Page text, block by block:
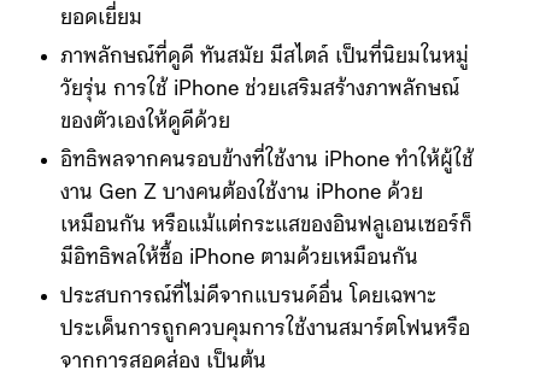
ยอดเยี่ยม
ภาพลักษณ์ที่ดูดี ทันสมัย มีสไตล์ เป็นที่นิยมในหมู่
วัยรุ่น การใช้ iPhone ช่วยเสริมสร้างภาพลักษณ์
ของตัวเองให้ดูดีด้วย
อิทธิพลจากคนรอบข้างที่ใช้งาน iPhone ทำให้ผู้ใช้
งาน Gen Z บางคนต้องใช้งาน iPhone ด้วย
เหมือนกัน หรือแม้แต่กระแสของอินฟลูเอนเซอร์ก็
มีอิทธิพลให้ซื้อ iPhone ตามด้วยเหมือนกัน
ประสบการณ์ที่ไม่ดีจากแบรนด์อื่น โดยเฉพาะ
ประเด็นการถูกควบคุมการใช้งานสมาร์ตโฟนหรือ
จากการสอดส่อง เป็นต้น